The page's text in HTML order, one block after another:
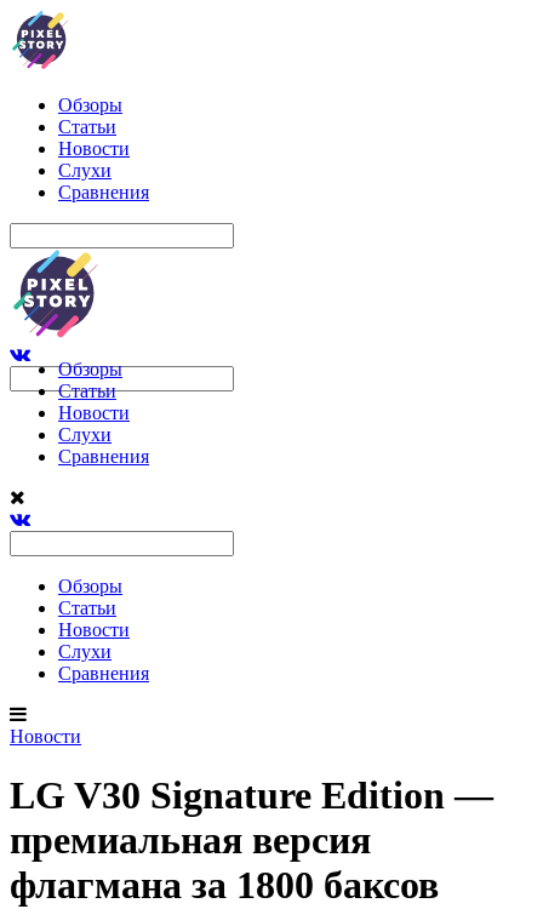
Обзоры
Статьи
Новости
Слухи
Сравнения
Обзоры
Статьи
Новости
Слухи
Сравнения
Обзоры
Статьи
Новости
Слухи
Сравнения
Новости
LG V30 Signature Edition —
премиальная версия
флагмана за 1800 баксов